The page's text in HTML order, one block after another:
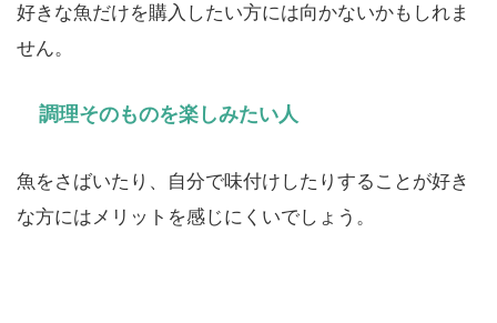
好きな魚だけを購入したい方には向かないかもしれま
せん。
調理そのものを楽しみたい人
魚をさばいたり、自分で味付けしたりすることが好き
な方にはメリットを感じにくいでしょう。